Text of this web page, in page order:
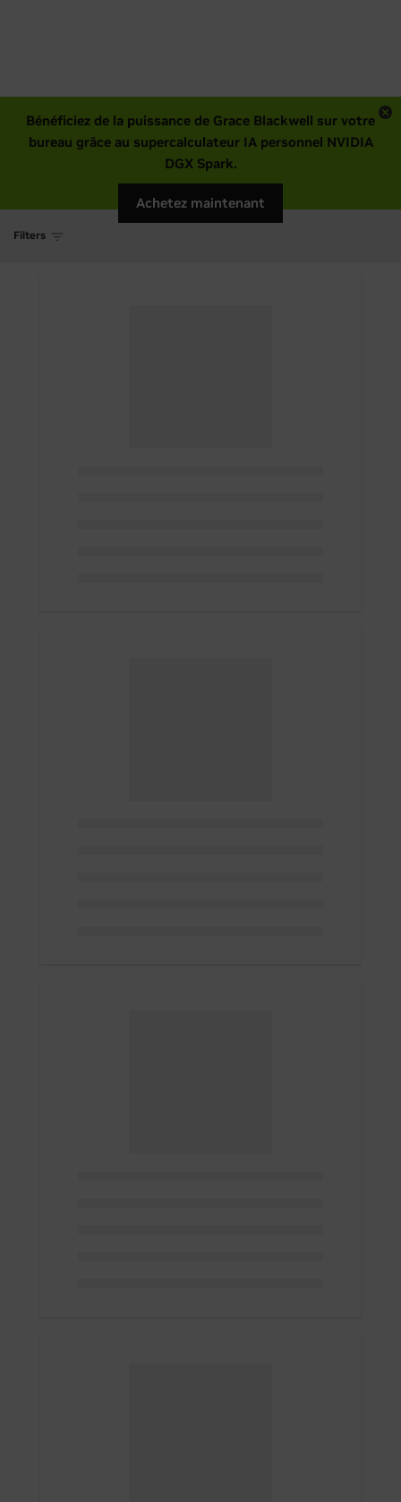
Bénéficiez de la puissance de Grace Blackwell sur votre
bureau grâce au supercalculateur IA personnel NVIDIA
DGX Spark.
Achetez maintenant
Filters